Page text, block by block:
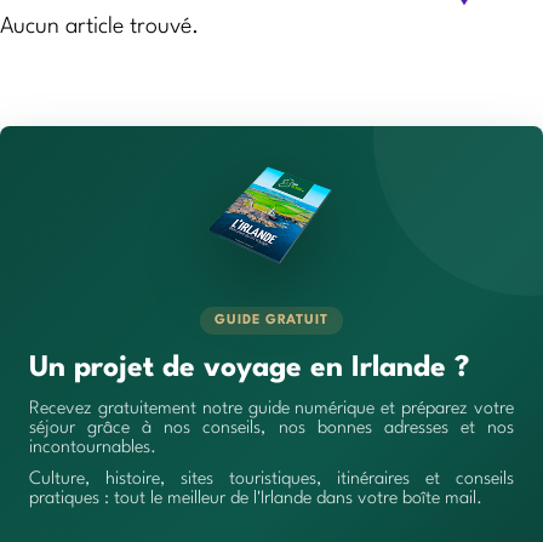
Aucun article trouvé.
GUIDE GRATUIT
Un projet de voyage en Irlande ?
Recevez gratuitement notre guide numérique et préparez votre
séjour grâce à nos conseils, nos bonnes adresses et nos
incontournables.
Culture, histoire, sites touristiques, itinéraires et conseils
pratiques : tout le meilleur de l'Irlande dans votre boîte mail.